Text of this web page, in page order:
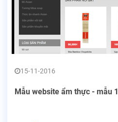
15-11-2016
Mẫu website ẩm thực - mẫu 1